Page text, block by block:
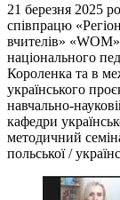
21 березня 2025
співпрацю
вчителів»
національного
Короленка та в
українського
навчально-
кафедри
методичний
польської /